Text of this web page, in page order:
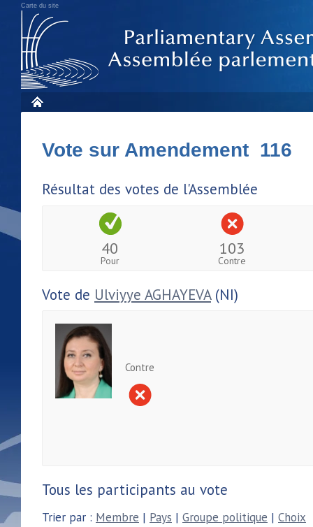
Carte du site
Vote sur Amendement 116
Résultat des votes de l'Assemblée
40
Pour
103
Contre
Vote de Ulviyye AGHAYEVA(NI)
Contre
Tous les participants au vote
Trier par : Membre | Pays | Groupe politique | Choix